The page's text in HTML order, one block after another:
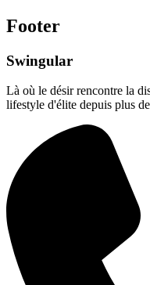
Footer
Swingular
Là où le désir rencontre la
lifestyle d'élite depuis plus